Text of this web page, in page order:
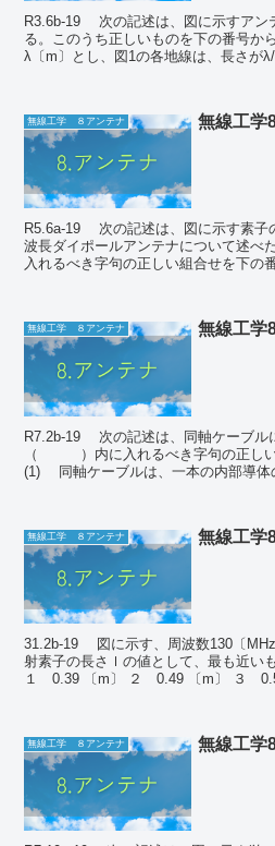
R3.6b-19 次の記述は、図に示すアンテナについて述べたものであ
る。このうち正しいものを下の番号か
λ〔m〕とし、図1の各地線は、長さが
無線工学 ８アンテナ 無線工学
R5.6a-19 次の記述は、図に示す素子の太さが同じ二線式折返し半
波長ダイポールアンテナについて
入れるべき字句の正しい組合せを下の番号から
無線工学 ８アンテナ 無線工学
R7.2b-19 次の記述は、同軸ケーブルについて述べたものである。
（ ）内に入れるべき字句の正しい
(1) 同軸ケーブルは、一本の内部導体
無線工学 ８アンテナ 無線工学
31.2b-19 図に示す、周波数130〔MHz〕用のスリーブアンテナの放
射素子の長さｌの値として、最も近い
１ 0.39 〔m〕
無線工学 ８アンテナ 無線工学